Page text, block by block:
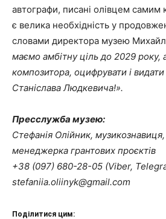
автографи, писані олівцем
є велика необхідність у
словами директора музею
маємо амбітну ціль до 2029 року,
композитора, оцифрувати і
Станіслава Людкевича!».
Пресслужба музею:
Стефанія Олійник,
менеджерка грантових проєктів
+38 (097) 680-28-05 (Viber,
stefaniia.oliinyk@gmail.com
Поділитися цим: